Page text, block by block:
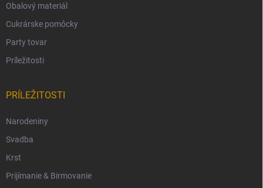
Obalový materiál
Cukrárske pomôcky
Party tovar
Príležitosti
PRÍLEŽITOSTI
Narodeniny
Svadba
Krst
Prijímanie & Birmovanie